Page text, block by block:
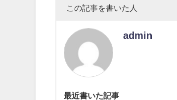
この記事を書いた人
admin
最近書いた記事